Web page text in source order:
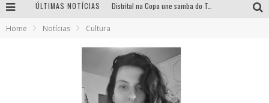
ÚLTIMAS NOTÍCIAS
Home Notícias Cultura